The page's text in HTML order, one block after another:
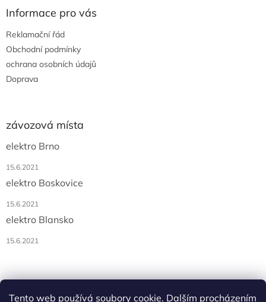
Tento web používá soubory cookie. Dalším procházením
Informace pro vás
Reklamační řád
Obchodní podmínky
ochrana osobních údajů
Doprava
závozová místa
elektro Brno
15.6.2021
elektro Boskovice
15.6.2021
elektro Blansko
15.6.2021